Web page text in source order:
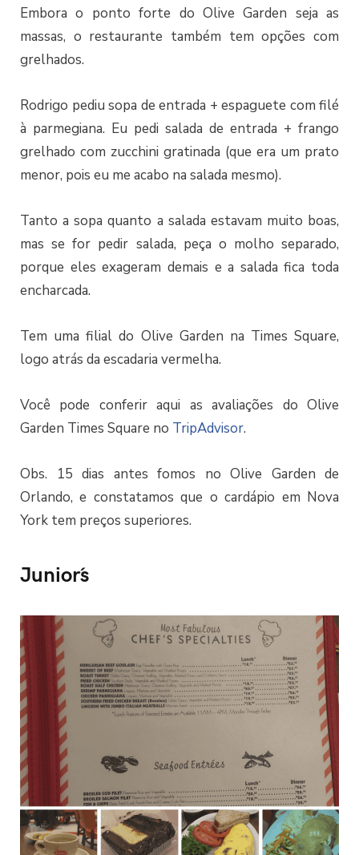
Embora o ponto forte do Olive Garden seja as
massas, o restaurante também tem opções com
grelhados.
Rodrigo pediu sopa de entrada + espaguete com filé
à parmegiana. Eu pedi salada de entrada + frango
grelhado com zucchini gratinada (que era um prato
menor, pois eu me acabo na salada mesmo).
Tanto a sopa quanto a salada estavam muito boas,
mas se for pedir salada, peça o molho separado,
porque eles exageram demais e a salada fica toda
encharcada.
Tem uma filial do Olive Garden na Times Square,
logo atrás da escadaria vermelha.
Você pode conferir aqui as avaliações do Olive
Garden Times Square no TripAdvisor.
Obs. 15 dias antes fomos no Olive Garden de
Orlando, e constatamos que o cardápio em Nova
York tem preços superiores.
Junior´s